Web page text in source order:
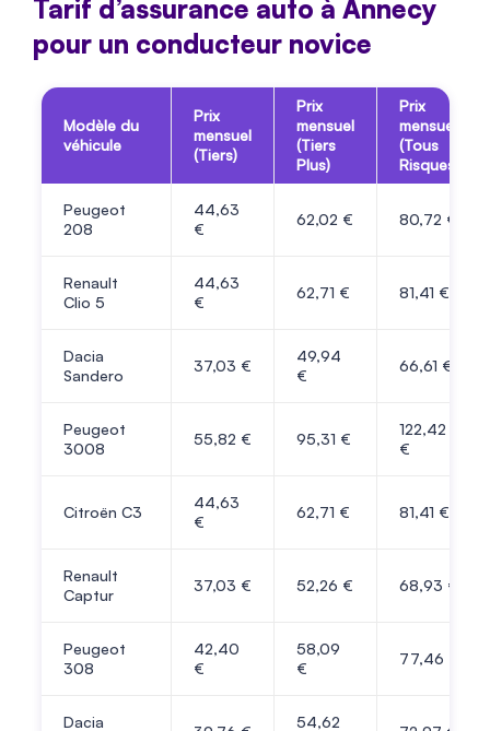
​​Tarif d’assurance auto à Annecy
pour un conducteur novice
Modèle du
véhicule
Prix
mensuel
(Tiers)
Prix
mensuel
(Tiers
Plus)
Prix
mensuel
(Tous
Risques)
Peugeot
208
44,63
€
62,02 € 80,72 €
Renault
Clio 5
44,63
€
62,71 € 81,41 €
Dacia
Sandero
37,03 €
49,94
€
66,61 €
Peugeot
3008
55,82 € 95,31 €
122,42
€
Citroën C3
44,63
€
62,71 € 81,41 €
Renault
Captur
37,03 € 52,26 € 68,93 €
Peugeot
308
42,40
€
58,09
€
77,46 €
Dacia
54,62